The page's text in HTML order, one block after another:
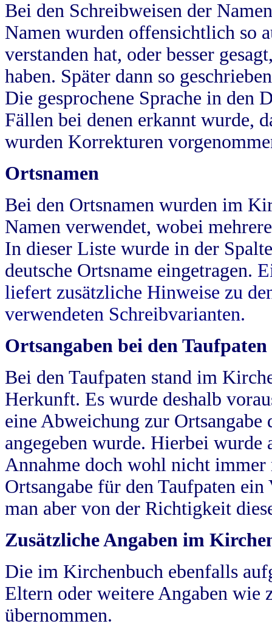
Bei den Schreibweisen der
Namen wurden offensichtlich so
verstanden hat, oder besser
haben. Später dann so
Die gesprochene Sprache in
Fällen bei denen erkannt wurde,
wurden Korrekturen
Ortsnamen
Bei den Ortsnamen wurden im
Namen verwendet, wobei
In dieser Liste wurde in der
deutsche Ortsname eingetragen.
liefert zusätzliche Hinweise zu
verwendeten Schreibvarianten.
Ortsangaben bei den Taufpaten
Bei den Taufpaten stand im
Herkunft. Es wurde deshalb
eine Abweichung zur
angegeben wurde. Hierbei wurde
Annahme doch wohl nicht
Ortsangabe für den Taufpaten
man aber von der Richtigkeit
Zusätzliche Angaben im
Die im Kirchenbuch ebenfalls
Eltern oder weitere Angaben wie
übernommen.